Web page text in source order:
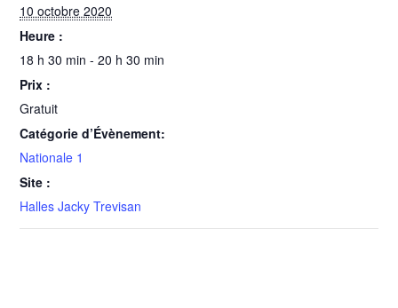
10 octobre 2020
Heure :
18 h 30 min - 20 h 30 min
Prix :
Gratuit
Catégorie d’Évènement:
Nationale 1
Site :
Halles Jacky Trevisan